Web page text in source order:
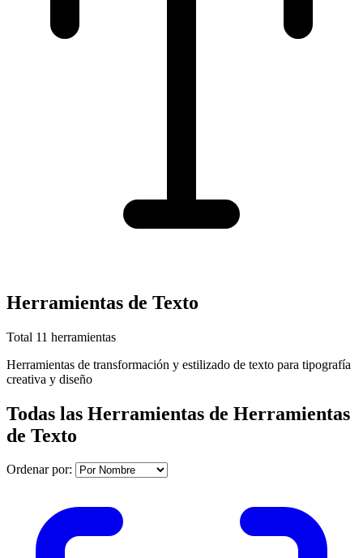
Herramientas de Texto
Total 11 herramientas
Herramientas de transformación y estilizado de texto para tipografía
creativa y diseño
Todas las Herramientas de Herramientas
de Texto
Ordenar por: